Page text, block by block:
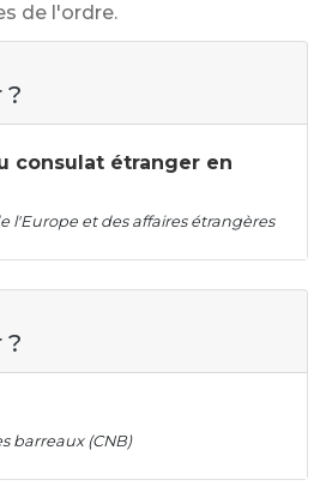
de l'ordre.
?
consulat étranger en
l'Europe et des affaires étrangères
?
barreaux (CNB)